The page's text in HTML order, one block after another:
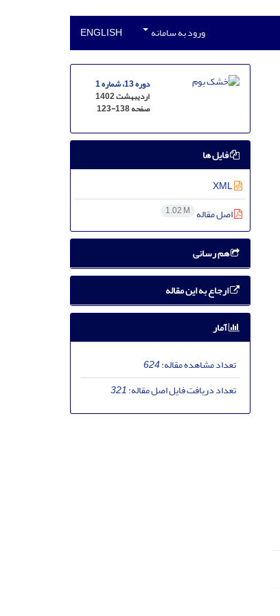
ورود به سامانه ENGLISH
دوره 13، شماره 1
اردیبهشت 1402
صفحه123-138
فایل ها
XML
اصل مقاله 1.02 M
هم رسانی
ارجاع به این مقاله
آمار
تعداد مشاهده مقاله:624
تعداد دریافت فایل اصل مقاله:321